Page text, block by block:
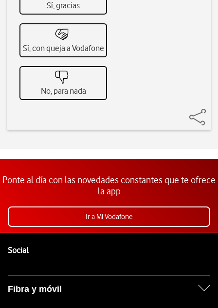
Sí, gracias
Sí, con queja a Vodafone
No, para nada
Ponte al día con las novedades constantes que te ofrece
la app
Ir a Mi Vodafone
SocialEnlaces a las redes sociales de Vodafone
Fibra y móvil